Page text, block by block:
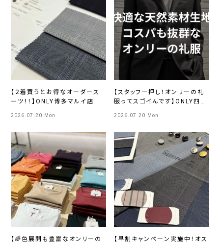
【２着買うとお得なオーダース
ーツ！！】ONLY博多マルイ店
2026.07.20 Mon
【スタッフ一押し！オンリーの礼
服ってスゴイんです】ONLY四条
2026.07.20 Mon
【🌈色展開も豊富なオンリーの
【早割キャンペーン実施中！オス